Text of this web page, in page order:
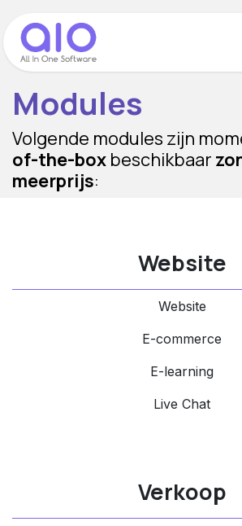
Modules
Volgende modules zijn
of-the-box beschikbaar
meerprijs:
Website
Website
E-commerce
E-learning
Live Chat
Verkoop